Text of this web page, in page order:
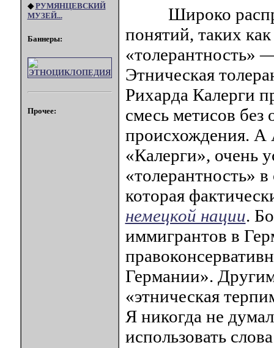
◆РУМЯНЦЕВСКИЙ
МУЗЕЙ...
Баннеры:
Прочее:
Широко
понятий, таких
«толерантность»
Этническая
Рихарда Калерги
смесь метисов
происхождения. А
«Калерги», очень
«толерантность»
которая
немецкой нации.
иммигрантов в
Германии».
«этническая
Я никогда не
использовать